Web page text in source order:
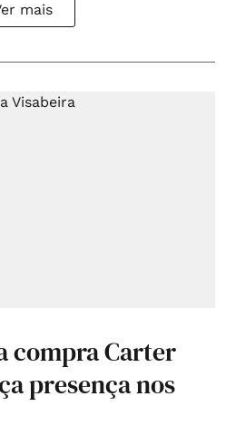
mais
compra Carter
presença nos